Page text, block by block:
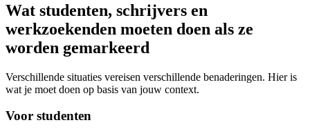
Wat studenten, schrijvers en
werkzoekenden moeten doen als ze
worden gemarkeerd
Verschillende situaties vereisen verschillende benaderingen. Hier is
wat je moet doen op basis van jouw context.
Voor studenten